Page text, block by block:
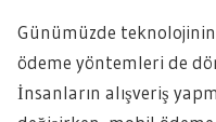
Günümüzde
ödeme yöntemleri de
İnsanların alışveriş